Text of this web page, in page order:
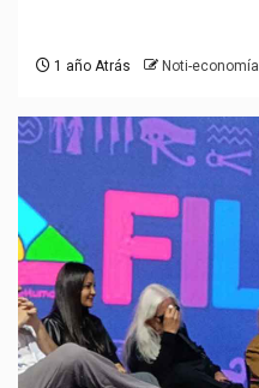
1 año Atrás Noti-economía